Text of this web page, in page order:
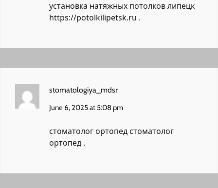
установка натяжных потолков липецк
https://potolkilipetsk.ru .
stomatologiya_mdsr
June 6, 2025 at 5:08 pm
стоматолог ортопедстоматолог
ортопед .